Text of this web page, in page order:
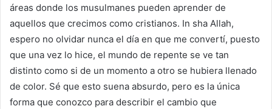
áreas donde los musulmanes pueden aprender de
aquellos que crecimos como cristianos. In sha Allah,
espero no olvidar nunca el día en que me convertí, puesto
que una vez lo hice, el mundo de repente se ve tan
distinto como si de un momento a otro se hubiera llenado
de color. Sé que esto suena absurdo, pero es la única
forma que conozco para describir el cambio que